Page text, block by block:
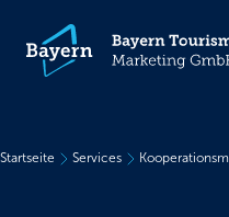
Startseite Services